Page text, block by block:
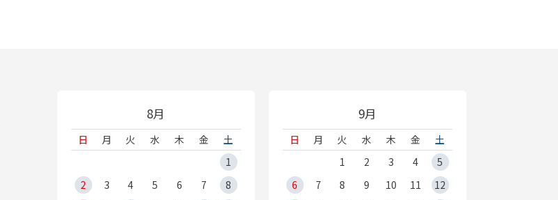
8月
日 月 火 水 木 金
土
1
2
3 4 5 6 7
8
9月
日 月 火 水 木 金
土
1
2 3 4
5
6
7 8 9 10 11
12